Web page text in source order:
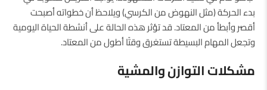
بدء الحركة (مثل النهوض من الكرسي) ويلاحظ أن خطواته أصبحت
أقصر وأبطأ من المعتاد. قد تؤثر هذه الحالة على أنشطة الحياة اليومية
وتجعل المهام البسيطة تستغرق وقتًا أطول من المعتاد.
مشكلات التوازن والمشية